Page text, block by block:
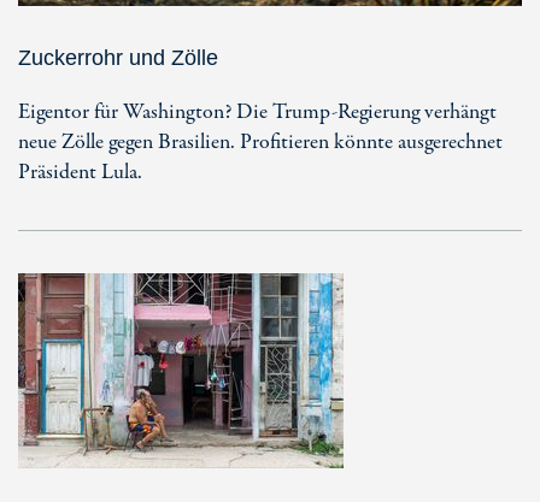
Zuckerrohr und Zölle
Eigentor für Washington? Die Trump-Regierung verhängt
neue Zölle gegen Brasilien. Profitieren könnte ausgerechnet
Präsident Lula.